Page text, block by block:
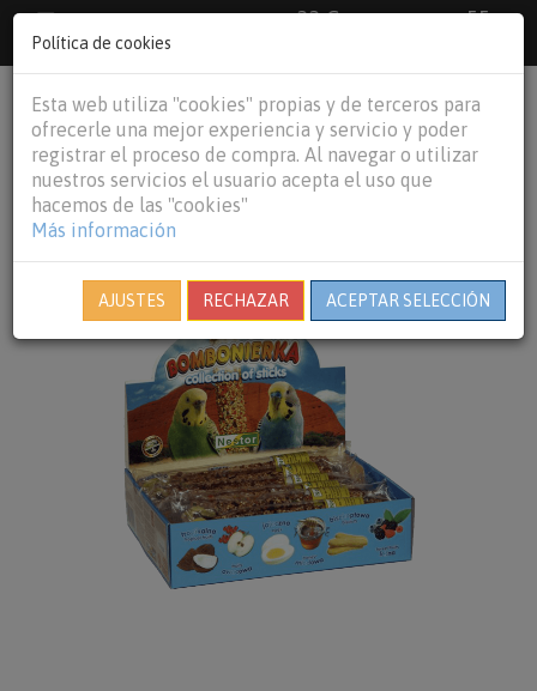
33 €
55
€Baleares y
person shopping_cart
Política de cookies
Esta web utiliza "cookies" propias y de terceros para
ofrecerle una mejor experiencia y servicio y poder
registrar el proceso de compra. Al navegar o utilizar
nuestros servicios el usuario acepta el uso que
hacemos de las "cookies"
Más información
AJUSTES RECHAZAR ACEPTAR SELECCIÓN